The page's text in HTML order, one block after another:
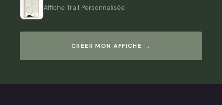
Affiche Trail Personnalisée
CRÉER MON AFFICHE →